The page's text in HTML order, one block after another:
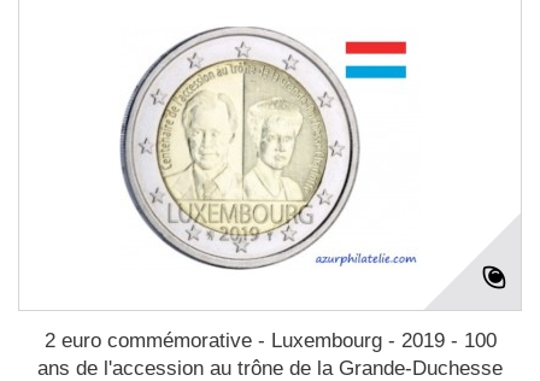
2 euro commémorative - Luxembourg - 2019 - 100
ans de l'accession au trône de la Grande-Duchesse